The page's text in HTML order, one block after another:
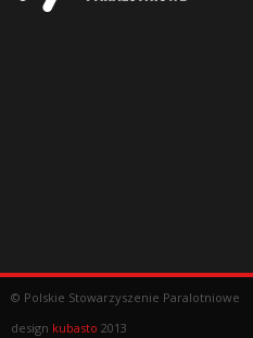
© Polskie Stowarzyszenie Paralotniowe
design kubasto 2013